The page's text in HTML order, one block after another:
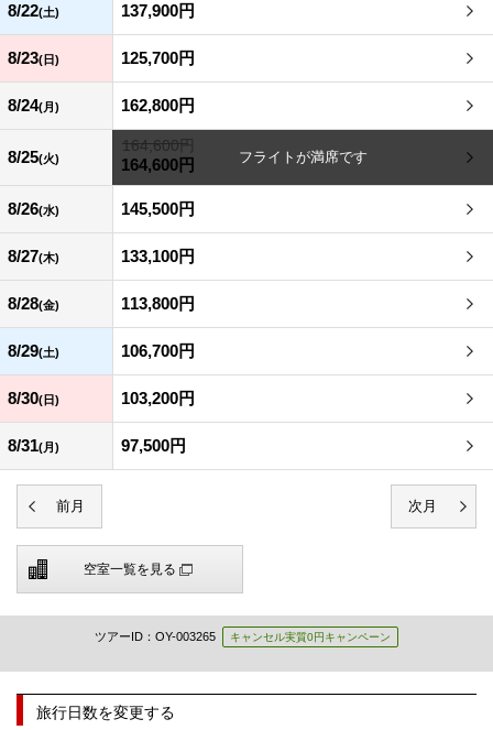
8/22(土) 137,900円
8/23(日) 125,700円
8/24(月) 162,800円
8/25(火)
164,600円
164,600円
8/26(水) 145,500円
8/27(木) 133,100円
8/28(金) 113,800円
8/29(土) 106,700円
8/30(日) 103,200円
8/31(月) 97,500円
空室一覧を見る
ツアーID：OY-003265 キャンセル実質0円キャンペーン
旅行日数を変更する